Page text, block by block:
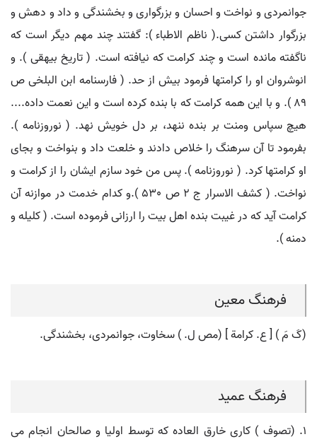
جوانمردی و نواخت و احسان و بزرگواری و بخشندگی و داد و دهش و
بزرگوار داشتن کسی.( ناظم الاطباء ): گفتند چند مهم دیگر است که
ناگفته مانده است و چند کرامت که نیافته است. ( تاریخ بیهقی ). و
انوشروان او را کرامتها فرمود بیش از حد. ( فارسنامه ابن البلخی ص
89 ). و با این همه کرامت که با بنده کرده است و این نعمت داده....
هیچ سپاس ومنت بر بنده ننهد، بر دل خویش نهد. ( نوروزنامه ).
بفرمود تا آن سرهنگ را خلاص دادند و خلعت داد و بنواخت و بجای
او کرامتها کرد. ( نوروزنامه ). پس من خود سازم ایشان را از کرامت و
نواخت. ( کشف الاسرار ج 2 ص 530 ).و کدام خدمت در موازنه آن
کرامت آید که در غیبت بنده اهل بیت را ارزانی فرموده است. ( کلیله و
دمنه ).
فرهنگ معین
(کَ مَ ) [ ع. کرامة ] (مص ل. ) سخاوت، جوانمردی، بخشندگی.
فرهنگ عمید
۱. (تصوف ) کاری خارق العاده که توسط اولیا و صالحان انجام می